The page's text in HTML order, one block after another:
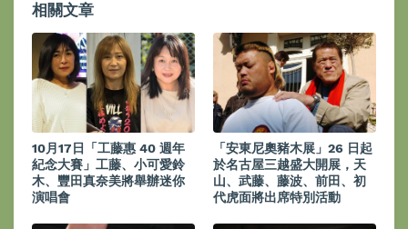
相關文章
10月17日「工藤惠 40 週年
紀念大賽」工藤、小可愛鈴
木、豐田真奈美將舉辦迷你
演唱會
「安東尼奧豬木展」26 日起
於名古屋三越盛大開展，天
山、武藤、藤波、前田、初
代虎面將出席特別活動